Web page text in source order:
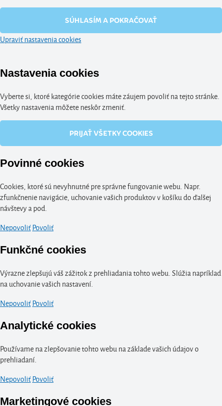
SÚHLASÍM A POKRAČOVAŤ
Upraviť nastavenia cookies
Nastavenia cookies
Vyberte si, ktoré kategórie cookies máte záujem povoliť na tejto stránke.
Všetky nastavenia môžete neskôr zmeniť.
PRIJAŤ VŠETKY COOKIES
Povinné cookies
Cookies, ktoré sú nevyhnutné pre správne fungovanie webu. Napr.
zfunkčnenie navigácie, uchovanie vašich produktov v košíku do ďalšej
návštevy a pod.
NepovoliťPovoliť
Funkčné cookies
Výrazne zlepšujú váš zážitok z prehliadania tohto webu. Slúžia napríklad
na uchovanie vašich nastavení.
NepovoliťPovoliť
Analytické cookies
Používame na zlepšovanie tohto webu na základe vašich údajov o
prehliadaní.
NepovoliťPovoliť
Marketingové cookies